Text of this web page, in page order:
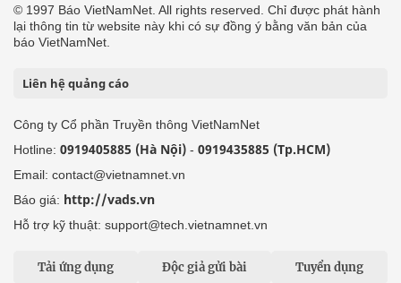
© 1997 Báo VietNamNet. All rights reserved. Chỉ được phát hành
lại thông tin từ website này khi có sự đồng ý bằng văn bản của
báo VietNamNet.
Liên hệ quảng cáo
Công ty Cổ phần Truyền thông VietNamNet
Hotline: 0919405885 (Hà Nội) - 0919435885 (Tp.HCM)
Email: contact@vietnamnet.vn
Báo giá: http://vads.vn
Hỗ trợ kỹ thuật: support@tech.vietnamnet.vn
Tải ứng dụng Độc giả gửi bài Tuyển dụng